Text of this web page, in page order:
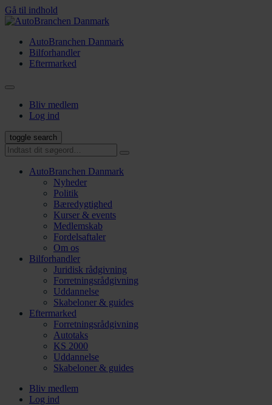
Gå til indhold
AutoBranchen Danmark
Bilforhandler
Eftermarked
Bliv medlem
Log ind
toggle search
AutoBranchen Danmark
Nyheder
Politik
Bæredygtighed
Kurser & events
Medlemskab
Fordelsaftaler
Om os
Bilforhandler
Juridisk rådgivning
Forretningsrådgivning
Uddannelse
Skabeloner & guides
Eftermarked
Forretningsrådgivning
Autotaks
KS 2000
Uddannelse
Skabeloner & guides
Bliv medlem
Log ind